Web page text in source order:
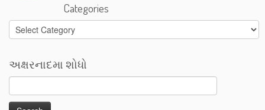
Categories
Categories
અક્ષરનાદમા શોધો